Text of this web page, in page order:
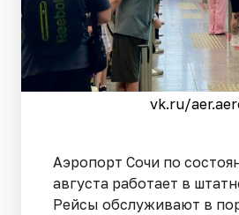
vk.ru/
Аэропорт Сочи по
августа работает в
Рейсы обслуживают в